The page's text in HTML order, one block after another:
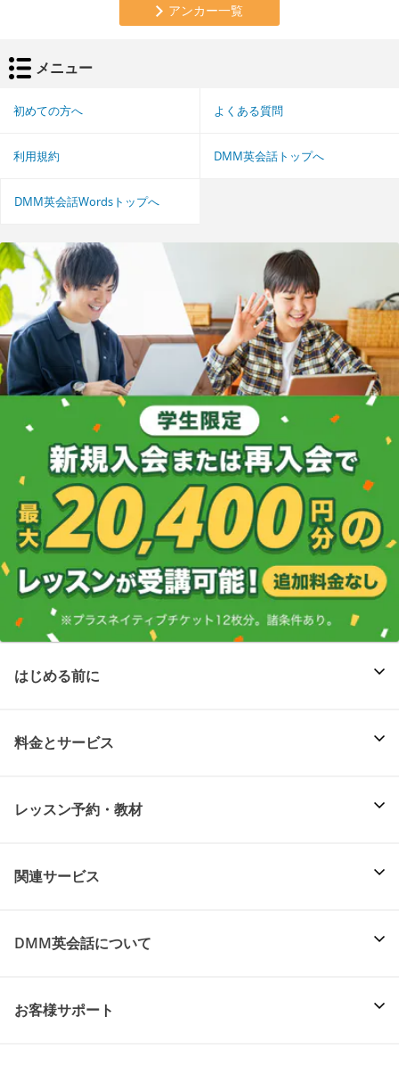
アンカー一覧
メニュー
初めての方へ よくある質問
利用規約 DMM英会話トップへ
DMM英会話Wordsトップへ
はじめる前に
料金とサービス
レッスン予約・教材
関連サービス
DMM英会話について
お客様サポート